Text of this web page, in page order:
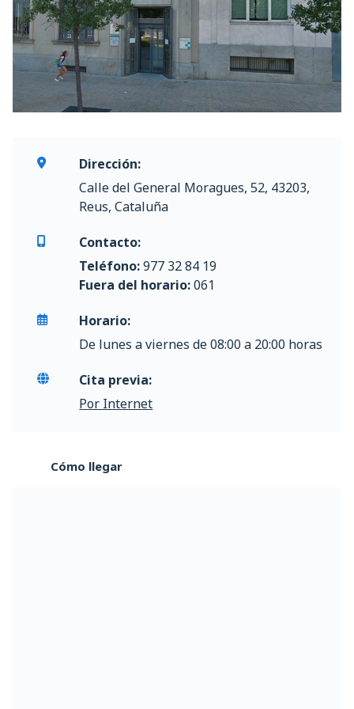
Dirección:
Calle del General Moragues, 52, 43203,
Reus, Cataluña
Contacto:
Teléfono:977 32 84 19
Fuera del horario:061
Horario:
De lunes a viernes de 08:00 a 20:00 horas
Cita previa:
Por Internet
Cómo llegar